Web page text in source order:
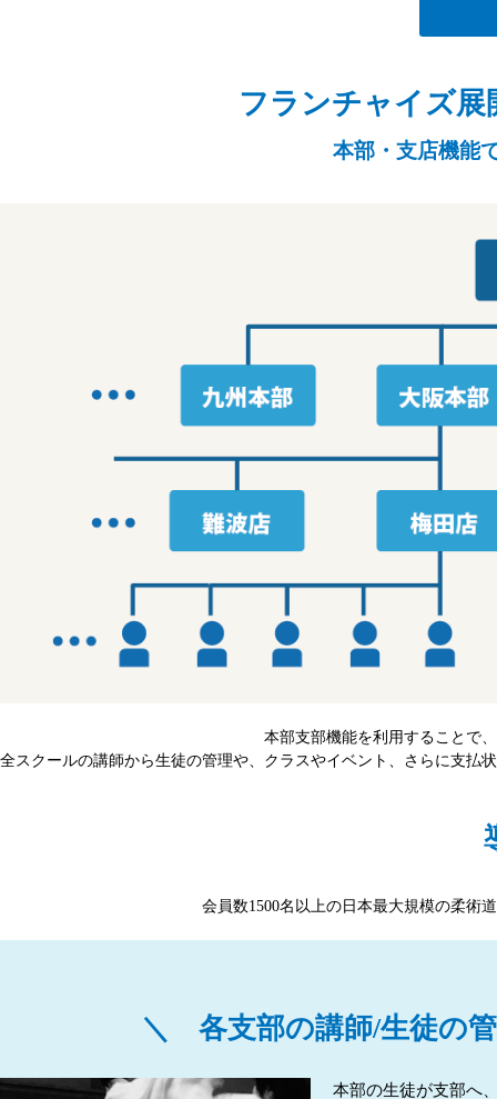
フランチャイズ展
本部・支店機能
本部支部機能を利用することで
全スクールの講師から生徒の管理や、クラスやイベント、さらに支払
会員数1500名以上の日本最大規模の柔術
各支部の講師/生徒の
本部の生徒が支部へ